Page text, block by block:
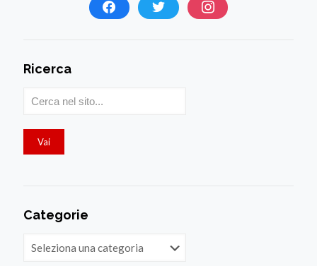
Ricerca
Categorie